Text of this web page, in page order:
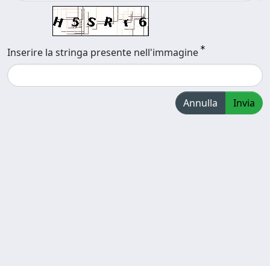
Inserire la stringa presente nell'immagine
Annulla Invia